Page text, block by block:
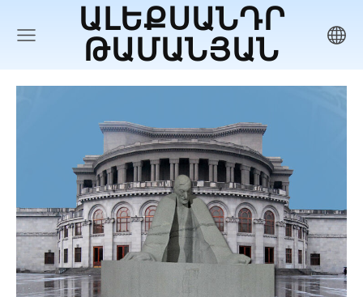
ԱԼԵՔՍԱՆԴՐ
ԹԱՄԱՆՅԱՆ